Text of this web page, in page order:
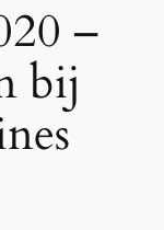
–
bij